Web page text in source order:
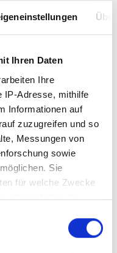
Ihren Daten
Ihre
IP-Adresse, mithilfe
Informationen auf
zuzugreifen und so
Messungen von
sowie
Sie
für welche Zwecke
jederzeit über die